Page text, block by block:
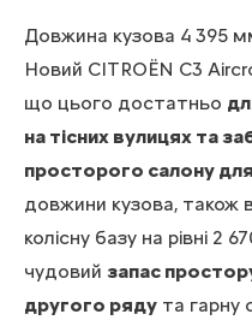
Довжина кузова 4 395
Новий CITROЁN C3
що цього достатньо
на тісних вулицях та
просторого салону
довжини кузова, також
колісну базу на рівні 2
чудовий запас
другого ряду та гарну